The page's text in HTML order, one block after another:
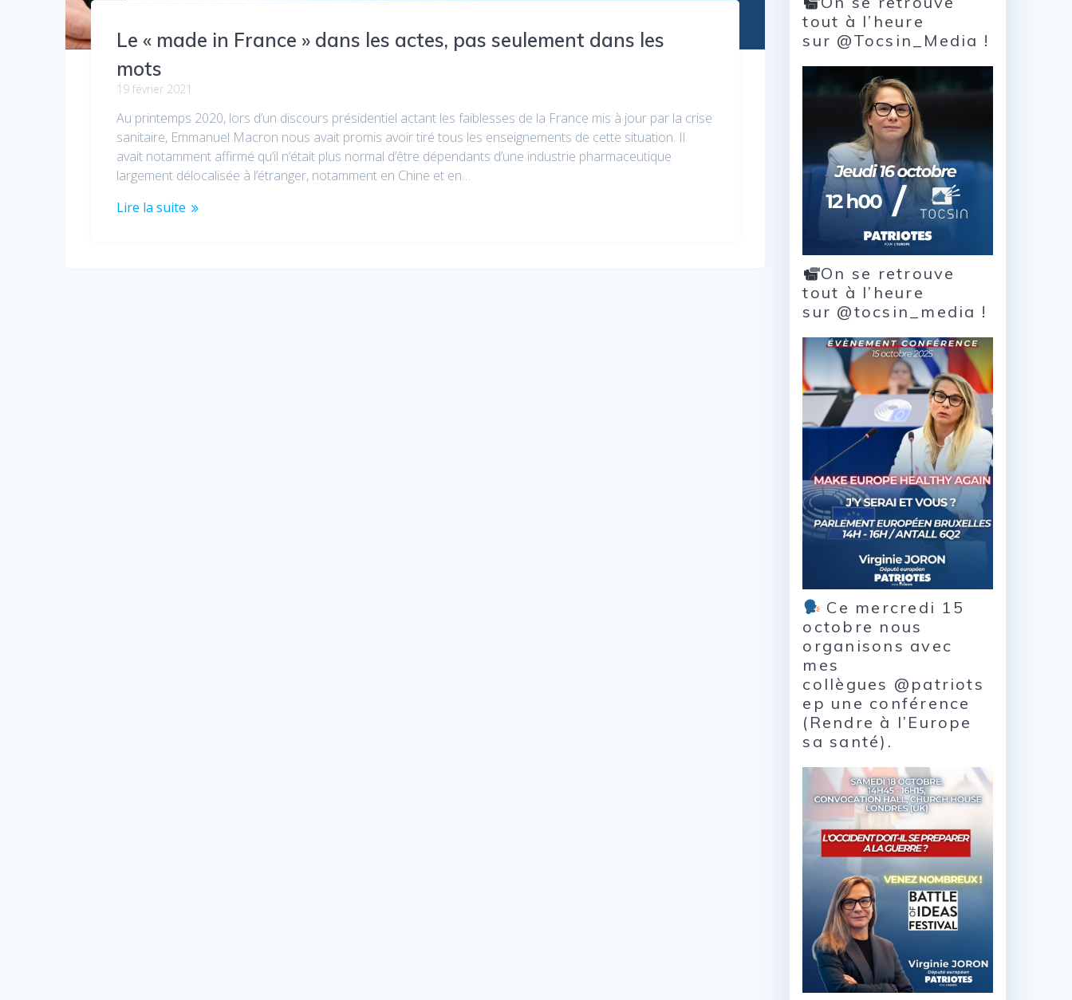
Le « made in France » dans les actes, pas seulement dans les
mots
19 février 2021
Au printemps 2020, lors d’un discours présidentiel actant les faiblesses de la France mis à jour par la crise
sanitaire, Emmanuel Macron nous avait promis avoir tiré tous les enseignements de cette situation. Il
avait notamment affirmé qu’il n’était plus normal d’être dépendants d’une industrie pharmaceutique
largement délocalisée à l’étranger, notamment en Chine et en…
Lire la suite
tout à l’heure
sur @Tocsin_Media !
On se retrouve
tout à l’heure
sur @tocsin_media !
Ce mercredi 15
octobre nous
organisons avec
mes
collègues @patriots
ep une conférence
(Rendre à l’Europe
sa santé).